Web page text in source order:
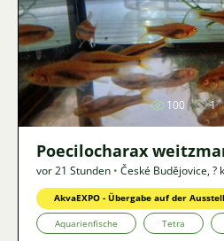
Bild
100 1
Poecilocharax
vor 21 Stunden • České Budějovice,?
AkvaEXPO - Übergabe auf der
Aquarienfische Tetra